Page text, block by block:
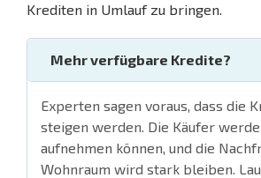
Krediten in Umlauf zu bringen.
Mehr verfügbare Kredite?
Experten sagen voraus, dass die
steigen werden. Die Käufer
aufnehmen können, und die
Wohnraum wird stark bleiben.